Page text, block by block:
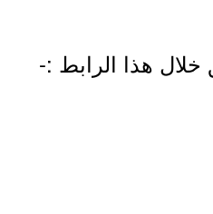
هذا الرابط :-